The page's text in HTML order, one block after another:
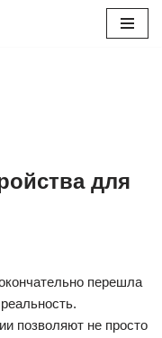
для
перешла
позволяют не просто